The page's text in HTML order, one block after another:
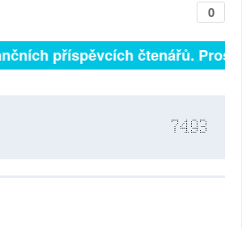
0
příspěvcích čtenářů.
7493